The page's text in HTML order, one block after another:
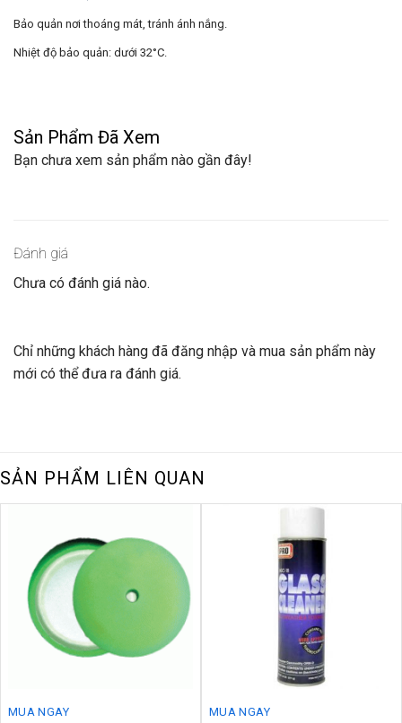
Bảo quản nơi thoáng mát, tránh ánh nắng.
Nhiệt độ bảo quản: dưới 32°C.
Sản Phẩm Đã Xem
Bạn chưa xem sản phẩm nào gần đây!
Đánh giá
Chưa có đánh giá nào.
Chỉ những khách hàng đã đăng nhập và mua sản phẩm này
mới có thể đưa ra đánh giá.
SẢN PHẨM LIÊN QUAN
MUA NGAY MUA NGAY